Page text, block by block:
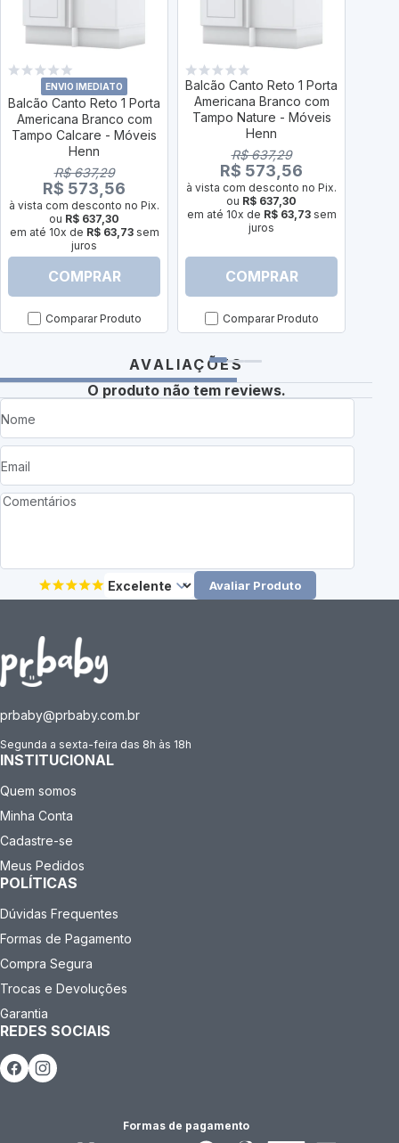
ENVIO IMEDIATO
Balcão Canto Reto 1 Porta
Americana Branco com
Tampo Calcare - Móveis
Henn
R$ 637,29
R$ 573,56
à vista com desconto no Pix.
ou R$ 637,30
em até 10x de R$ 63,73sem
juros
COMPRAR
Comparar Produto
Balcão Canto Reto 1 Porta
Americana Branco com
Tampo Nature - Móveis
Henn
R$ 637,29
R$ 573,56
à vista com desconto no Pix.
ou R$ 637,30
em até 10x de R$ 63,73sem
juros
COMPRAR
Comparar Produto
AVALIAÇÕES
O produto não tem reviews.
Avaliar Produto
prbaby@prbaby.com.br
Segunda a sexta-feira das 8h às 18h
INSTITUCIONAL
Quem somos
Minha Conta
Cadastre-se
Meus Pedidos
POLÍTICAS
Dúvidas Frequentes
Formas de Pagamento
Compra Segura
Trocas e Devoluções
Garantia
REDES SOCIAIS
Formas de pagamento